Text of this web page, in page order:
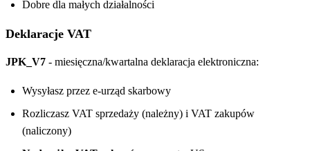
Dobre dla małych działalności
Deklaracje VAT
JPK_V7 - miesięczna/kwartalna deklaracja elektroniczna:
Wysyłasz przez e-urząd skarbowy
Rozliczasz VAT sprzedaży (należny) i VAT zakupów
(naliczony)